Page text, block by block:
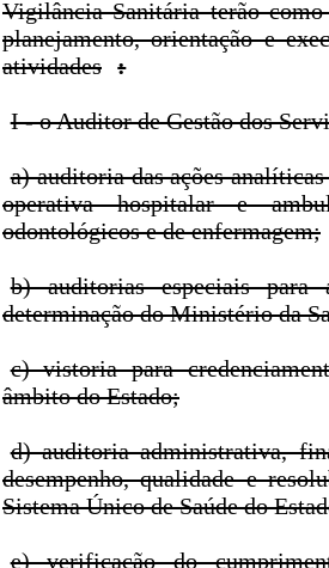
Vigilância Sanitária terão como
planejamento, orientação e
atividades
:
I - o Auditor de Gestão dos
a) auditoria das ações
operativa hospitalar e
odontológicos e de enfermagem;
b) auditorias especiais para
determinação do Ministério da
c) vistoria para
âmbito do Estado;
d) auditoria administrativa,
desempenho, qualidade e
Sistema Único de Saúde do
e) verificação do